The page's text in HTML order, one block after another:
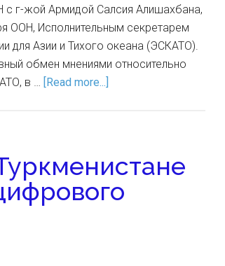
с г-жой Армидой Салсия Алишахбана,
ООН, Исполнительным секретарем
для Азии и Тихого океана (ЭСКАТО).
обмен мнениями относительно
в … [Read more...]